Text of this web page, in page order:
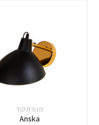
מנורת קיר
Anska